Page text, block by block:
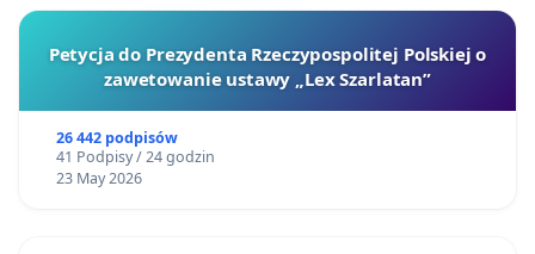
Petycja do Prezydenta Rzeczypospolitej Polskiej o
zawetowanie ustawy „Lex Szarlatan”
26 442 podpisów
41 Podpisy / 24 godzin
23 May 2026